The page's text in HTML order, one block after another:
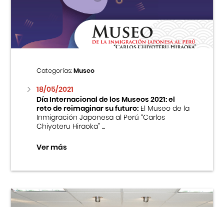
Centro Cultural Peruano Japonés
Cursos
Museo de la Inmigración Japonesa
Fondo Editorial
Teatro Peruano Japonés
Categorías:Museo
18/05/2021
Día Internacional de los Museos 2021: el
reto de reimaginar su futuro:El Museo de la
Inmigración Japonesa al Perú “Carlos
Chiyoteru Hiraoka” ...
Ver más